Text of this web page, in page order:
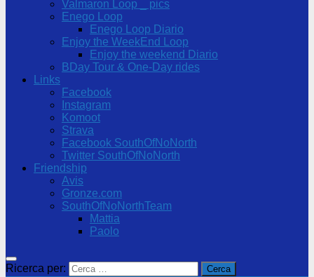
Valmaron Loop _ pics
Enego Loop
Enego Loop Diario
Enjoy the WeekEnd Loop
Enjoy the weekend Diario
BDay Tour & One-Day rides
Links
Facebook
Instagram
Komoot
Strava
Facebook SouthOfNoNorth
Twitter SouthOfNoNorth
Friendship
Avis
Gronze.com
SouthOfNoNorthTeam
Mattia
Paolo
Ricerca per: